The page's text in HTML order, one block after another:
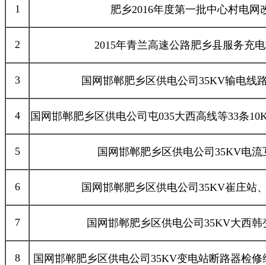
1 肥乡2016年度第一批中心村电网
2 2015年青兰高速公路肥乡县服务充
3 国网邯郸肥乡区供电公司35KV输电线
4 国网邯郸肥乡区供电公司屯035大西高线等33条
5 国网邯郸肥乡区供电公司35KV电
6 国网邯郸肥乡区供电公司35KV崔庄站
7 国网邯郸肥乡区供电公司35KV大西
8 国网邯郸肥乡区供电公司35KV变电站断路器检